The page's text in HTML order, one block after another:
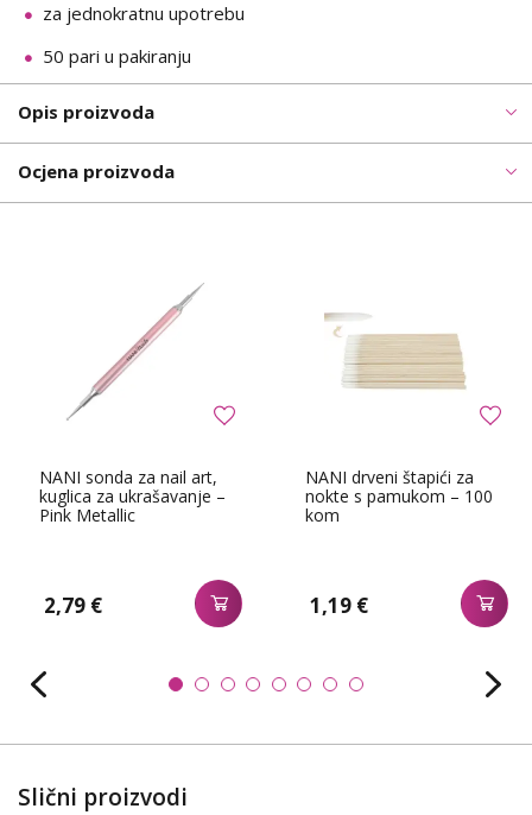
za jednokratnu upotrebu
50 pari u pakiranju
Opis proizvoda
Ocjena proizvoda
NANI sonda za nail art,
kuglica za ukrašavanje –
Pink Metallic
2,79 €
NANI drveni štapići za
nokte s pamukom – 100
kom
1,19 €
Slični proizvodi